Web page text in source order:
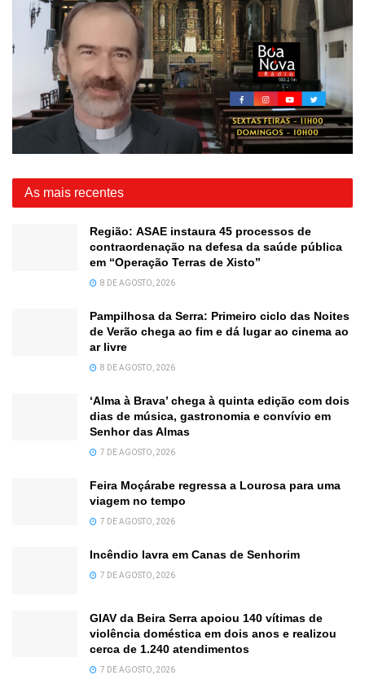
As mais recentes
Região: ASAE instaura 45 processos de
contraordenação na defesa da saúde pública
em “Operação Terras de Xisto”
8 DE AGOSTO, 2026
Pampilhosa da Serra: Primeiro ciclo das Noites
de Verão chega ao fim e dá lugar ao cinema ao
ar livre
8 DE AGOSTO, 2026
‘Alma à Brava’ chega à quinta edição com dois
dias de música, gastronomia e convívio em
Senhor das Almas
7 DE AGOSTO, 2026
Feira Moçárabe regressa a Lourosa para uma
viagem no tempo
7 DE AGOSTO, 2026
Incêndio lavra em Canas de Senhorim
7 DE AGOSTO, 2026
GIAV da Beira Serra apoiou 140 vítimas de
violência doméstica em dois anos e realizou
cerca de 1.240 atendimentos
7 DE AGOSTO, 2026